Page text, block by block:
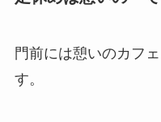
門前には憩いのカフェ
す。